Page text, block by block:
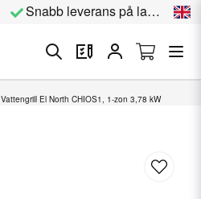
Snabb leverans på lagervara
Vattengrill El North CHIOS1, 1-zon 3,78 kW